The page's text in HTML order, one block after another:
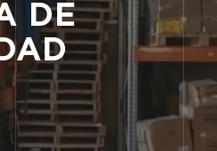
DE